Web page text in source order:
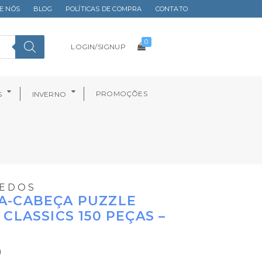
NÓS BLOG POLÍTICAS DE COMPRA CONTATO
LOGIN/SIGNUP
0
INVERNO PROMOÇÕES
CABEÇA PUZZLE
150 PEÇAS –